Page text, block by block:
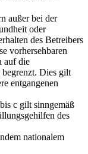
außer bei der
oder
des Betreibers
vorhersehbaren
auf die
begrenzt. Dies gilt
entgangenen
c gilt sinngemäß
des
nationalem